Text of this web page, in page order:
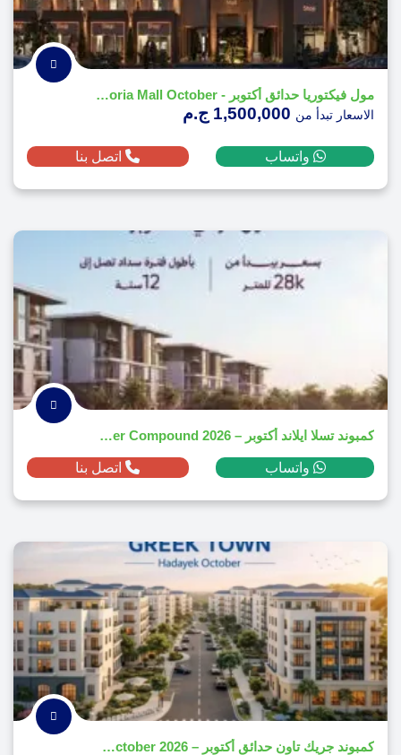
مول فيكتوريا حدائق أكتوبر - Victoria Mall October
الاسعار تبدأ من
واتساب اتصل بنا
​كمبوند تسلا ايلاند أكتوبر – Tesla Island October Compound 2026
واتساب اتصل بنا
كمبوند جريك تاون حدائق أكتوبر – Greek Town Hadayek October 2026